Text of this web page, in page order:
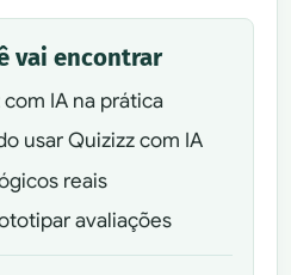
vai encontrar
IA na prática
usar Quizizz com IA
reais
avaliações